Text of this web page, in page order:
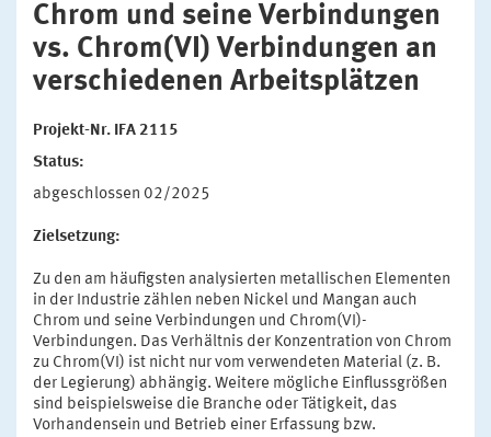
Chrom und seine Verbindungen
vs. Chrom(VI) Verbindungen an
verschiedenen Arbeitsplätzen
Projekt-Nr. IFA 2115
Status:
abgeschlossen 02/2025
Zielsetzung:
Zu den am häufigsten analysierten metallischen Elementen
in der Industrie zählen neben Nickel und Mangan auch
Chrom und seine Verbindungen und Chrom(VI)-
Verbindungen. Das Verhältnis der Konzentration von Chrom
zu Chrom(VI) ist nicht nur vom verwendeten Material (z. B.
der Legierung) abhängig. Weitere mögliche Einflussgrößen
sind beispielsweise die Branche oder Tätigkeit, das
Vorhandensein und Betrieb einer Erfassung bzw.